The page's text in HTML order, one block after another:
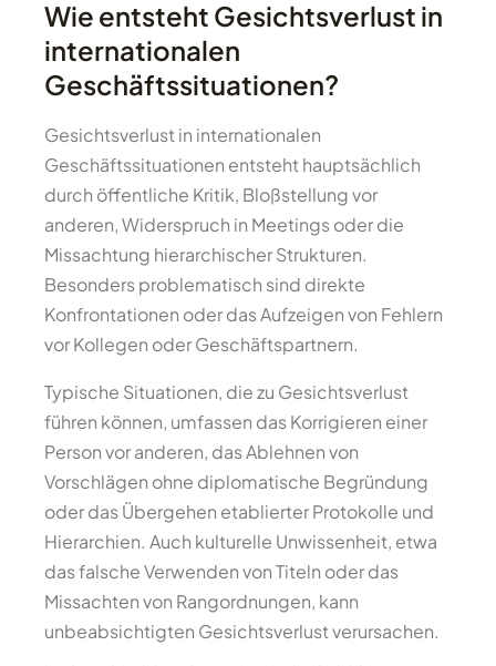
Wie entsteht Gesichtsverlust in
internationalen
Geschäftssituationen?
Gesichtsverlust in internationalen
Geschäftssituationen entsteht hauptsächlich
durch öffentliche Kritik, Bloßstellung vor
anderen, Widerspruch in Meetings oder die
Missachtung hierarchischer Strukturen.
Besonders problematisch sind direkte
Konfrontationen oder das Aufzeigen von Fehlern
vor Kollegen oder Geschäftspartnern.
Typische Situationen, die zu Gesichtsverlust
führen können, umfassen das Korrigieren einer
Person vor anderen, das Ablehnen von
Vorschlägen ohne diplomatische Begründung
oder das Übergehen etablierter Protokolle und
Hierarchien. Auch kulturelle Unwissenheit, etwa
das falsche Verwenden von Titeln oder das
Missachten von Rangordnungen, kann
unbeabsichtigten Gesichtsverlust verursachen.